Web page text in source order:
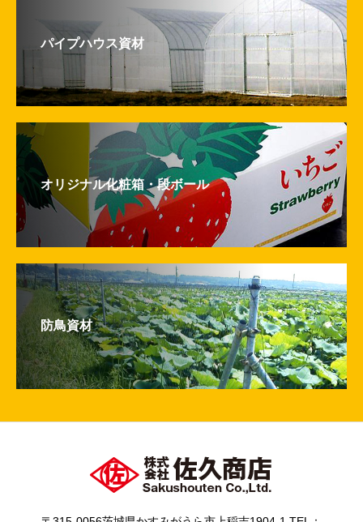
パイプハウス資材
オリジナル化粧箱・段ボール
防鳥資材